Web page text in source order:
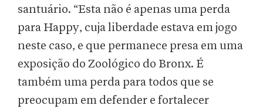
santuário. “Esta não é apenas uma perda
para Happy, cuja liberdade estava em jogo
neste caso, e que permanece presa em uma
exposição do Zoológico do Bronx. É
também uma perda para todos que se
preocupam em defender e fortalecer